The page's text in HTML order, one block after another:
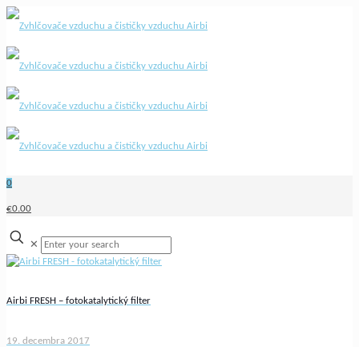
0
€0.00
✕
Airbi FRESH – fotokatalytický filter
19. decembra 2017